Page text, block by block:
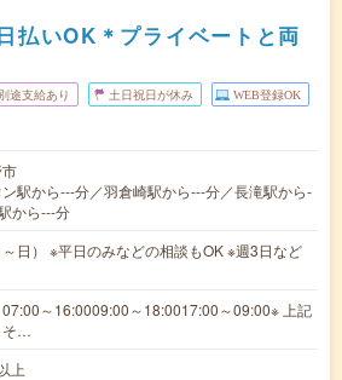
払いOK＊プライベートと両
途支給あり 土日祝日が休み WEB登録OK
駅から---分／羽倉崎駅から---分／長滝駅から-
から---分
日） ※平日のみなどの相談もOK ※週3日など
07:00～16:0009:00～18:0017:00～09:00※ 上記
そ…
上